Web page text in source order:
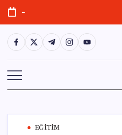
Skip
content
-
https://www.facebook.com/
https://twitter.com/
https://t.me/
https://https://
EĞITIM